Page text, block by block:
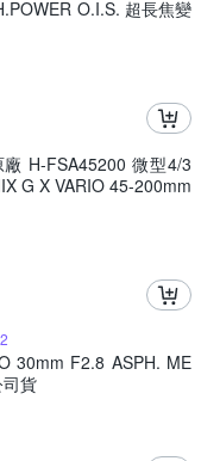
O.I.S. 超長焦變
H-FSA45200 微型4/3
G X VARIO 45-200mm
30mm F2.8 ASPH. ME
貨